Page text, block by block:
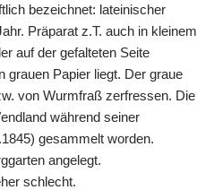
bezeichnet: lateinischer
Präparat z.T. auch in kleinem
auf der gefalteten Seite
grauen Papier liegt. Der graue
von Wurmfraß zerfressen. Die
während seiner
gesammelt worden.
angelegt.
schlecht.